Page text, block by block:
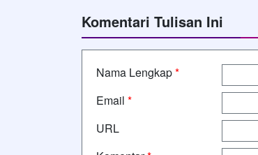
Komentari Tulisan Ini
Nama Lengkap*
Email *
URL